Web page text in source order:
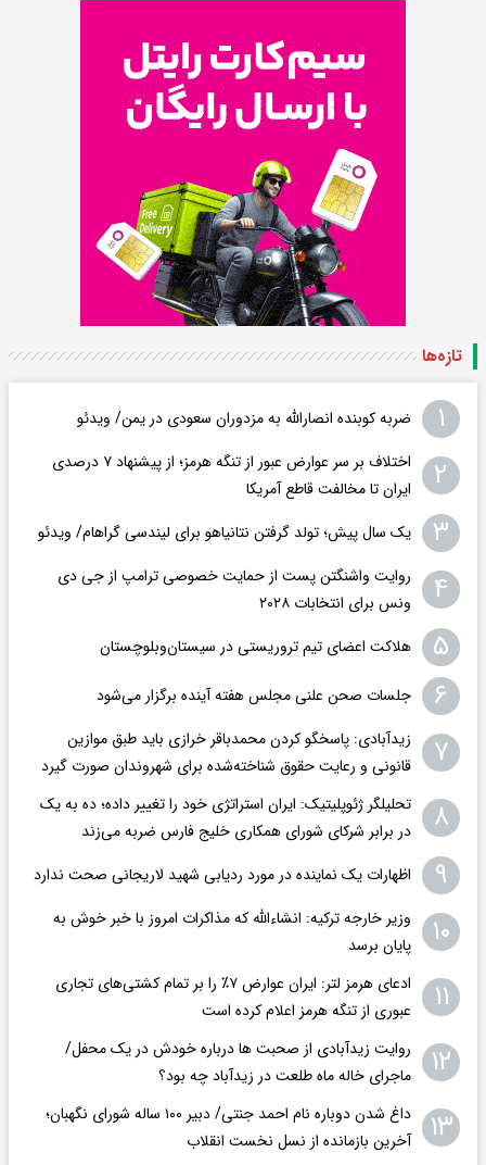
تازه‌ها
۱ ضربه کوبنده انصارالله به مزدوران سعودی در یمن/ ویدئو
۲
اختلاف بر سر عوارض عبور از تنگه هرمز؛ از پیشنهاد ۷ درصدی
ایران تا مخالفت قاطع آمریکا
۳ یک سال پیش؛ تولد گرفتن نتانیاهو برای لیندسی گراهام/ ویدئو
۴
روایت واشنگتن پست از حمایت خصوصی ترامپ از جی دی
ونس برای انتخابات ۲۰۲۸
۵ هلاکت اعضای تیم تروریستی در سیستان‌وبلوچستان
۶ جلسات صحن علنی مجلس هفته آینده برگزار می‌شود
۷
زیدآبادی: پاسخگو کردن محمدباقر خرازی باید طبق موازین
قانونی و رعایت حقوق شناخته‌شده برای شهروندان صورت گیرد
۸
تحلیلگر ژئوپلیتیک: ایران استراتژی خود را تغییر داده؛ ده به یک
در برابر شرکای شورای همکاری خلیج فارس ضربه می‌زند
۹ اظهارات یک نماینده در مورد ردیابی شهید لاریجانی صحت ندارد
۱۰
وزیر خارجه ترکیه: انشاءالله که مذاکرات امروز با خبر خوش به
پایان برسد
۱۱
ادعای هرمز لتر: ایران عوارض ۷٪ را بر تمام کشتی‌های تجاری
عبوری از تنگه هرمز اعلام کرده است
۱۲
روایت زیدآبادی از صحبت ها درباره خودش در یک محفل/
ماجرای خاله ماه طلعت در زیدآباد چه بود؟
۱۳
داغ شدن دوباره نام احمد جنتی/ دبیر ۱۰۰ ساله شورای نگهبان؛
آخرین بازمانده از نسل نخست انقلاب